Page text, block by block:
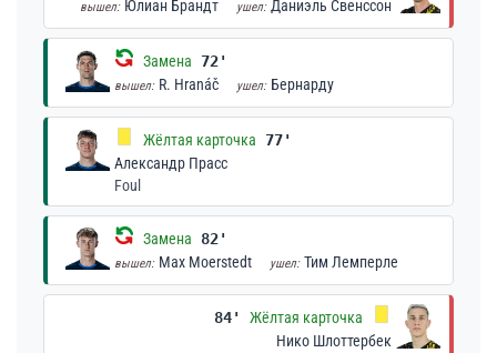
вышел: Юлиан Брандт ушел: Даниэль Свенссон
Замена 72'
вышел: R. Hranáč ушел: Бернарду
Жёлтая карточка
77'
Александр Прасс
Foul
Замена 82'
вышел: Max Moerstedt ушел: Тим Лемперле
84'
Жёлтая карточка
Нико Шлоттербек